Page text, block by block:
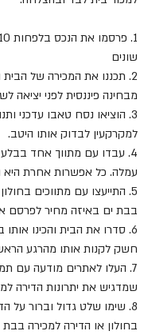
שונים
2. תכננו את המכירה של הבית
מבחינה פיננסית לפני יציאה
3. הוציאו נסח טאבו עדכני
למקרקעין לבדוק אותו היטב.
4. עבדו עם מתווך אחד
עמלה. כל אפשרות אחרת
5. התייעצו עם מתווכים
בבת ים באיזה מחיר לפרסם
6. סדרו את הבית והכינו
חשק לקנות אותו מהרגע
7. העלו לאתרים מודעה עם
שמדגיש את יתרונות הדירה
8. שימו שלט גדול וברור על
בחולון או הדירה למכירה בבת